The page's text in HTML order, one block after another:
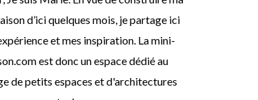
d’ici quelques mois, je partage ici
et mes inspiration. La mini-
est donc un espace dédié au
de petits espaces et d'architectures